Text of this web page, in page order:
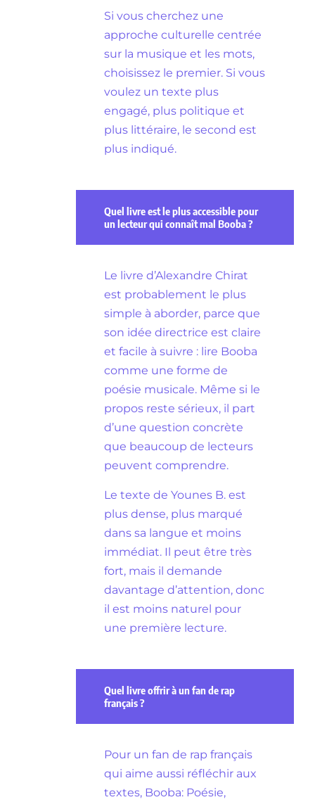
Si vous cherchez une
approche culturelle centrée
sur la musique et les mots,
choisissez le premier. Si vous
voulez un texte plus
engagé, plus politique et
plus littéraire, le second est
plus indiqué.
Quel livre est le plus accessible pour
un lecteur qui connaît mal Booba ?
Le livre d’Alexandre Chirat
est probablement le plus
simple à aborder, parce que
son idée directrice est claire
et facile à suivre : lire Booba
comme une forme de
poésie musicale. Même si le
propos reste sérieux, il part
d’une question concrète
que beaucoup de lecteurs
peuvent comprendre.
Le texte de Younes B. est
plus dense, plus marqué
dans sa langue et moins
immédiat. Il peut être très
fort, mais il demande
davantage d’attention, donc
il est moins naturel pour
une première lecture.
Quel livre offrir à un fan de rap
français ?
Pour un fan de rap français
qui aime aussi réfléchir aux
textes, Booba: Poésie,